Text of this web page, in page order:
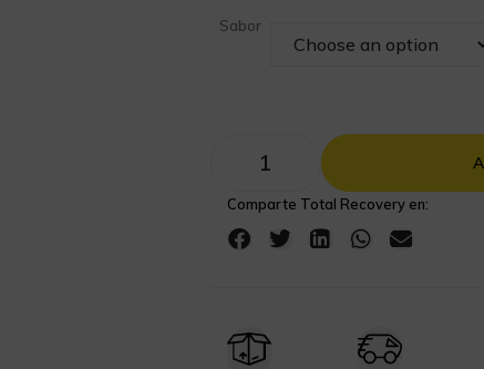
Sabor
Comparte Total Recovery en: